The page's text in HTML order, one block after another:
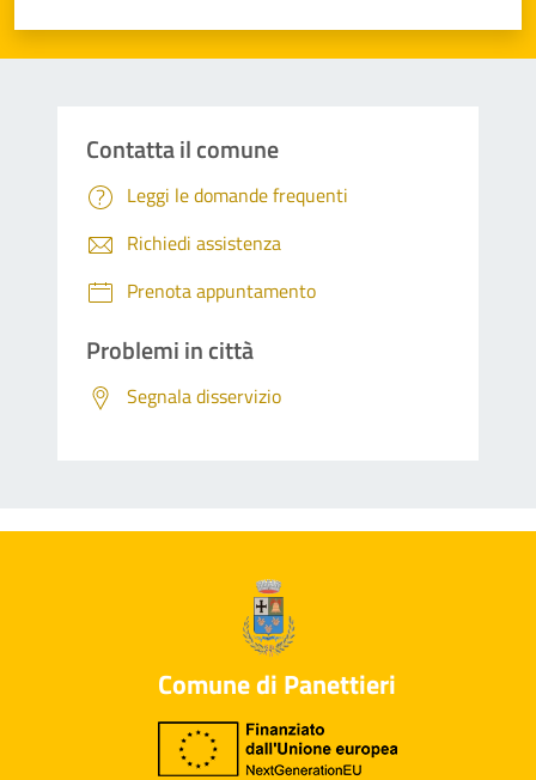
Contatta il comune
Leggi le domande frequenti
Richiedi assistenza
Prenota appuntamento
Problemi in città
Segnala disservizio
Comune di Panettieri